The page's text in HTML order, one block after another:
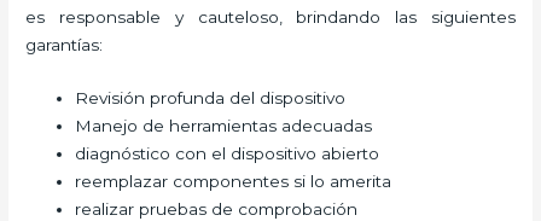
es responsable y cauteloso, brindando las siguientes
garantías:
Revisión profunda del dispositivo
Manejo de herramientas adecuadas
diagnóstico con el dispositivo abierto
reemplazar componentes si lo amerita
realizar pruebas de comprobación